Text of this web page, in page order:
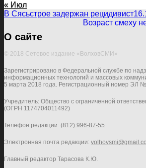
« Июл
В Сясьстрое задержан рецидивист
Возраст смеху
О сайте
© 2018 Сетевое издание «ВолховСМИ»
Зарегистрировано в Федеральной службе по
информационных технологий и массовых
5 марта 2018 года. Регистрационный номер ЭЛ
Учредитель: Общество с ограниченной
(ОГРН 1174704011492)
Телефон редакции: (812) 996-87-55
Электронная почта редакции:
Главный редактор Тарасова К.Ю.